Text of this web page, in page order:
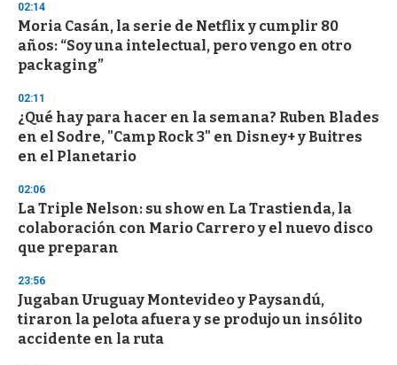
d
s
o
f
3
s
c
o
n
02:14
Moria Casán, la serie de Netflix y cumplir 80
años: “Soy una intelectual, pero vengo en otro
packaging”
02:11
¿Qué hay para hacer en la semana? Ruben Blades
en el Sodre, "Camp Rock 3" en Disney+ y Buitres
en el Planetario
02:06
La Triple Nelson: su show en La Trastienda, la
colaboración con Mario Carrero y el nuevo disco
que preparan
23:56
Jugaban Uruguay Montevideo y Paysandú,
tiraron la pelota afuera y se produjo un insólito
accidente en la ruta